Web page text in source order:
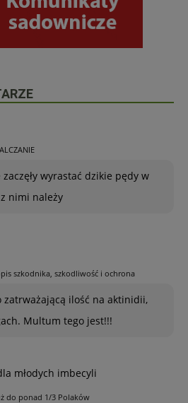
wyrastać dzikie pędy w
nimi należy
szkodnika, szkodliwość i ochrona
zatrważającą ilość na aktinidii,
Multum tego jest!!!
młodych imbecyli
do ponad 1/3 Polaków